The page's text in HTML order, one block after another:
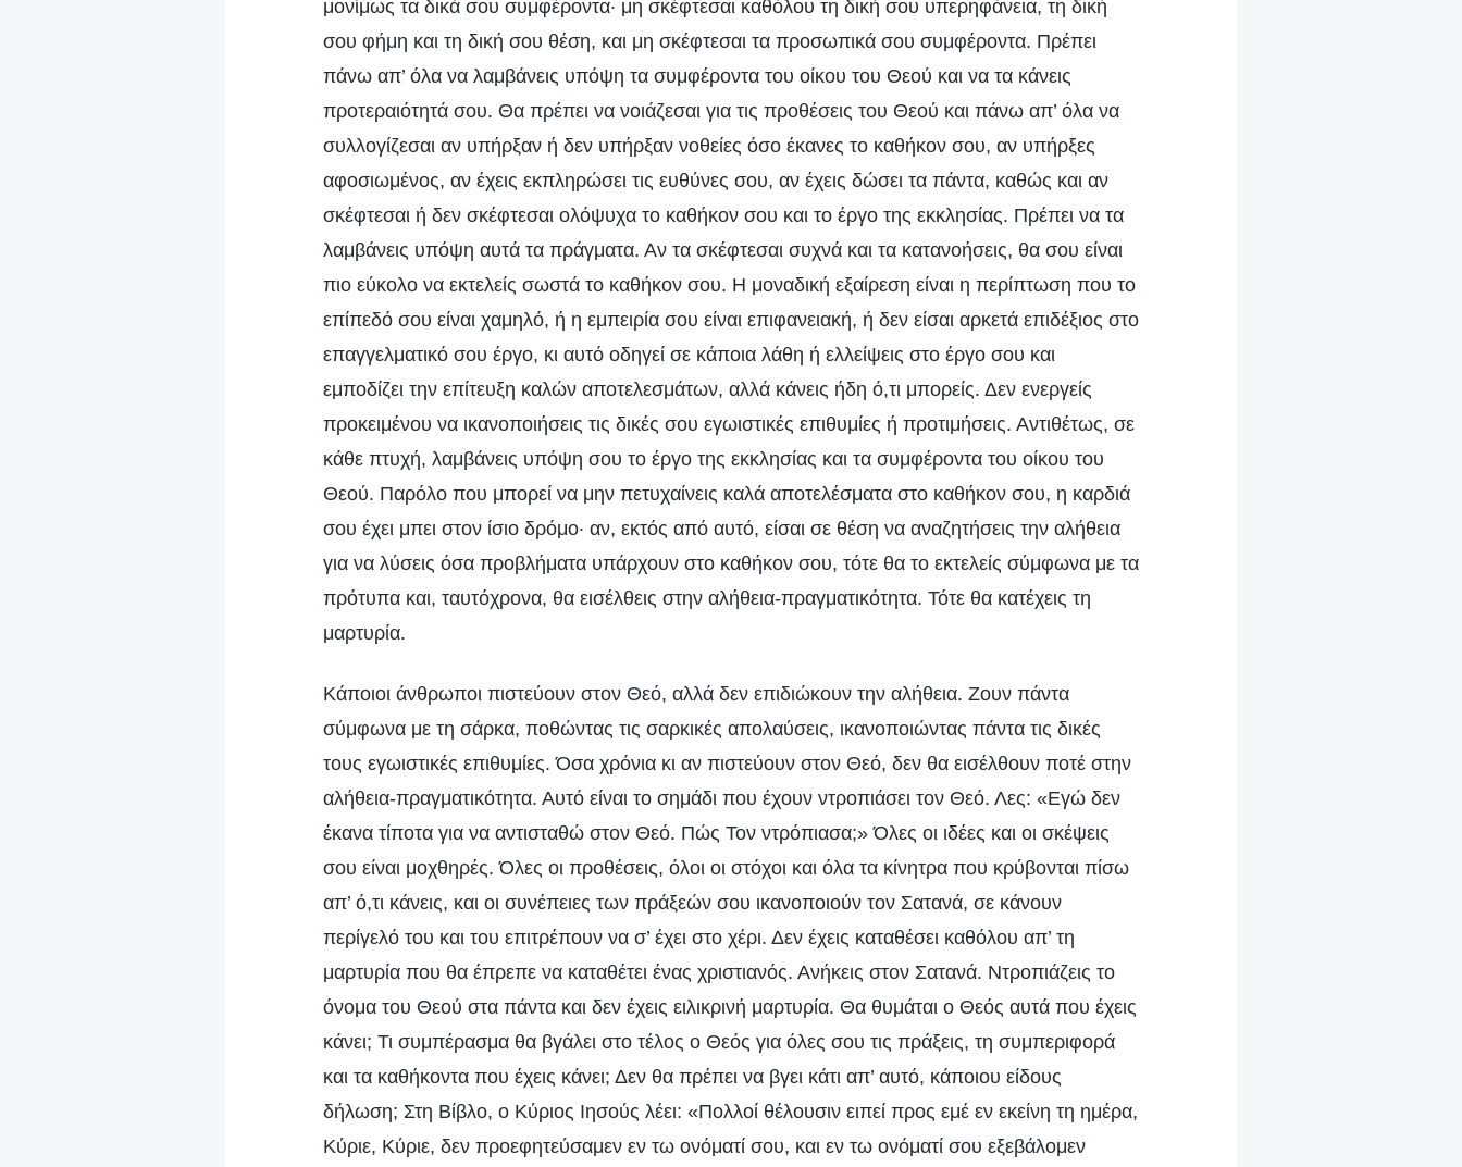
μονίμως τα δικά σου συμφέροντα· μη σκέφτεσαι καθόλου τη δική σου υπερηφάνεια, τη δική
σου φήμη και τη δική σου θέση, και μη σκέφτεσαι τα προσωπικά σου συμφέροντα. Πρέπει
πάνω απ’ όλα να λαμβάνεις υπόψη τα συμφέροντα του οίκου του Θεού και να τα κάνεις
προτεραιότητά σου. Θα πρέπει να νοιάζεσαι για τις προθέσεις του Θεού και πάνω απ’ όλα να
συλλογίζεσαι αν υπήρξαν ή δεν υπήρξαν νοθείες όσο έκανες το καθήκον σου, αν υπήρξες
αφοσιωμένος, αν έχεις εκπληρώσει τις ευθύνες σου, αν έχεις δώσει τα πάντα, καθώς και αν
σκέφτεσαι ή δεν σκέφτεσαι ολόψυχα το καθήκον σου και το έργο της εκκλησίας. Πρέπει να τα
λαμβάνεις υπόψη αυτά τα πράγματα. Αν τα σκέφτεσαι συχνά και τα κατανοήσεις, θα σου είναι
πιο εύκολο να εκτελείς σωστά το καθήκον σου. Η μοναδική εξαίρεση είναι η περίπτωση που το
επίπεδό σου είναι χαμηλό, ή η εμπειρία σου είναι επιφανειακή, ή δεν είσαι αρκετά επιδέξιος στο
επαγγελματικό σου έργο, κι αυτό οδηγεί σε κάποια λάθη ή ελλείψεις στο έργο σου και
εμποδίζει την επίτευξη καλών αποτελεσμάτων, αλλά κάνεις ήδη ό,τι μπορείς. Δεν ενεργείς
προκειμένου να ικανοποιήσεις τις δικές σου εγωιστικές επιθυμίες ή προτιμήσεις. Αντιθέτως, σε
κάθε πτυχή, λαμβάνεις υπόψη σου το έργο της εκκλησίας και τα συμφέροντα του οίκου του
Θεού. Παρόλο που μπορεί να μην πετυχαίνεις καλά αποτελέσματα στο καθήκον σου, η καρδιά
σου έχει μπει στον ίσιο δρόμο· αν, εκτός από αυτό, είσαι σε θέση να αναζητήσεις την αλήθεια
για να λύσεις όσα προβλήματα υπάρχουν στο καθήκον σου, τότε θα το εκτελείς σύμφωνα με τα
πρότυπα και, ταυτόχρονα, θα εισέλθεις στην αλήθεια-πραγματικότητα. Τότε θα κατέχεις τη
μαρτυρία.
Κάποιοι άνθρωποι πιστεύουν στον Θεό, αλλά δεν επιδιώκουν την αλήθεια. Ζουν πάντα
σύμφωνα με τη σάρκα, ποθώντας τις σαρκικές απολαύσεις, ικανοποιώντας πάντα τις δικές
τους εγωιστικές επιθυμίες. Όσα χρόνια κι αν πιστεύουν στον Θεό, δεν θα εισέλθουν ποτέ στην
αλήθεια-πραγματικότητα. Αυτό είναι το σημάδι που έχουν ντροπιάσει τον Θεό. Λες: «Εγώ δεν
έκανα τίποτα για να αντισταθώ στον Θεό. Πώς Τον ντρόπιασα;» Όλες οι ιδέες και οι σκέψεις
σου είναι μοχθηρές. Όλες οι προθέσεις, όλοι οι στόχοι και όλα τα κίνητρα που κρύβονται πίσω
απ’ ό,τι κάνεις, και οι συνέπειες των πράξεών σου ικανοποιούν τον Σατανά, σε κάνουν
περίγελό του και του επιτρέπουν να σ’ έχει στο χέρι. Δεν έχεις καταθέσει καθόλου απ’ τη
μαρτυρία που θα έπρεπε να καταθέτει ένας χριστιανός. Ανήκεις στον Σατανά. Ντροπιάζεις το
όνομα του Θεού στα πάντα και δεν έχεις ειλικρινή μαρτυρία. Θα θυμάται ο Θεός αυτά που έχεις
κάνει; Τι συμπέρασμα θα βγάλει στο τέλος ο Θεός για όλες σου τις πράξεις, τη συμπεριφορά
και τα καθήκοντα που έχεις κάνει; Δεν θα πρέπει να βγει κάτι απ’ αυτό, κάποιου είδους
δήλωση; Στη Βίβλο, ο Κύριος Ιησούς λέει: «Πολλοί θέλουσιν ειπεί προς εμέ εν εκείνη τη ημέρα,
Κύριε, Κύριε, δεν προεφητεύσαμεν εν τω ονόματί σου, και εν τω ονόματί σου εξεβάλομεν